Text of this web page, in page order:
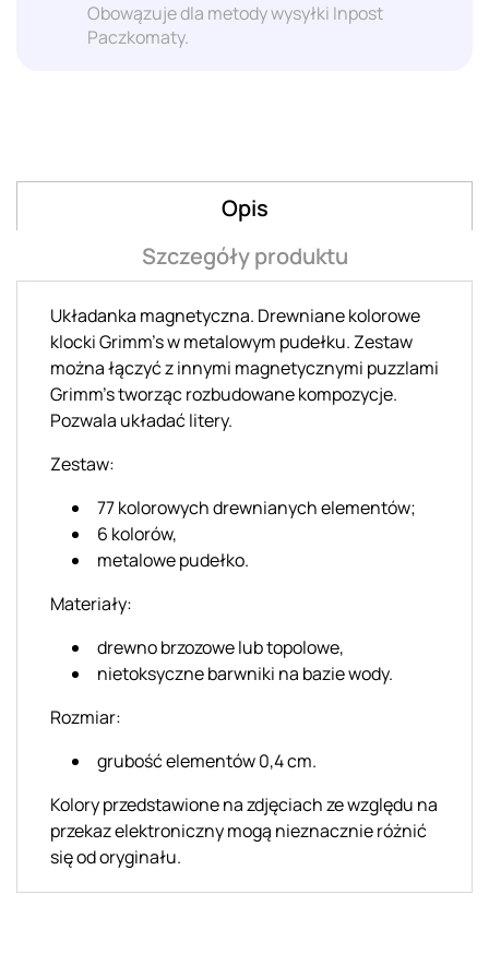
Obowązuje dla metody wysyłki Inpost
Paczkomaty.
Opis
Szczegóły produktu
Układanka magnetyczna. Drewniane kolorowe
klocki Grimm’s w metalowym pudełku. Zestaw
można łączyć z innymi magnetycznymi puzzlami
Grimm’s tworząc rozbudowane kompozycje.
Pozwala układać litery.
Zestaw:
77 kolorowych drewnianych elementów;
6 kolorów,
metalowe pudełko.
Materiały:
drewno brzozowe lub topolowe,
nietoksyczne barwniki na bazie wody.
Rozmiar:
grubość elementów 0,4 cm.
Kolory przedstawione na zdjęciach ze względu na
przekaz elektroniczny mogą nieznacznie różnić
się od oryginału.